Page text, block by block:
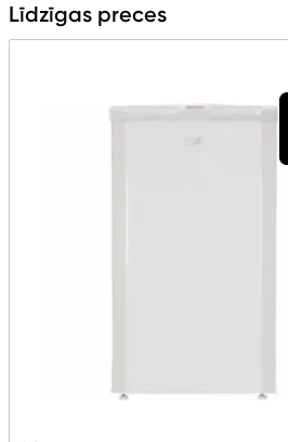
Līdzīgas preces